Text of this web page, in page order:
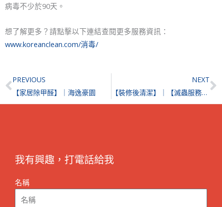
病毒不少於90天。
想了解更多？請點擊以下連結查閱更多服務資訊：
www.koreanclean.com/消毒/
Prev
PREVIOUS
【家居除甲醛】｜海逸豪園
NEXT
【裝修後清潔】｜【滅蟲服務】｜【清洗及消毒冷氣機】| 旺角富榮花園
我有興趣，打電話給我
名稱